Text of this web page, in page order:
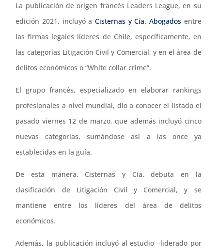
La publicación de origen francés Leaders League, en su
edición 2021, incluyó a Cisternas y Cía. Abogadosentre
las firmas legales líderes de Chile, específicamente, en
las categorías Litigación Civil y Comercial, y en el área de
delitos económicos o “White collar crime”.
El grupo francés, especializado en elaborar rankings
profesionales a nivel mundial, dio a conocer el listado el
pasado viernes 12 de marzo, que además incluyó cinco
nuevas categorías, sumándose así a las once ya
establecidas en la guía.
De esta manera, Cisternas y Cía. debuta en la
clasificación de Litigación Civil y Comercial, y se
mantiene entre los líderes del área de delitos
económicos.
Además, la publicación incluyó al estudio –liderado por